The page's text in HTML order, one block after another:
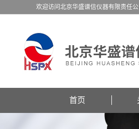
欢迎访问北京华盛谱信仪器有限责任公
首页